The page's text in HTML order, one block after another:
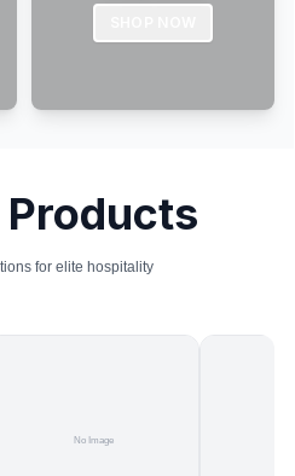
for elite hospitality